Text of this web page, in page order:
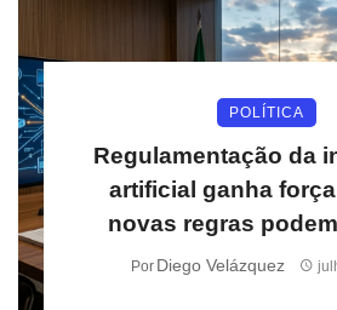
POLÍTICA
Regulamentação da
artificial ganha
novas regras
mercado digital nos
Por Diego Velázquez